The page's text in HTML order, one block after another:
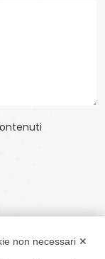
non necessari ✕